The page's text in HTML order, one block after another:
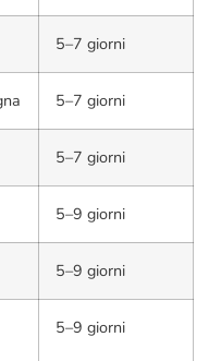
5–7 giorni
5–7 giorni
5–7 giorni
5–9 giorni
5–9 giorni
5–9 giorni